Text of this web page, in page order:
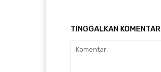
TINGGALKAN KOMENTAR